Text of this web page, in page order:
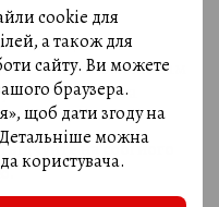
cookie для
а також для
сайту. Ви можете
браузера.
щоб дати згоду на
можна
користувача.
для
Він допоможе вам
натхнення та
на собі його